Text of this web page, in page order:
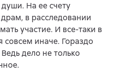
На ее счету
в расследовании
участие. И все-таки в
совсем иначе. Гораздо
дело не только